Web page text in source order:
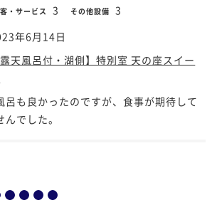
・サービス 3 その他設備 3
年6月14日
露天風呂付・湖側】特別室 天の座スイー
呂も良かったのですが、食事が期待して
でした。